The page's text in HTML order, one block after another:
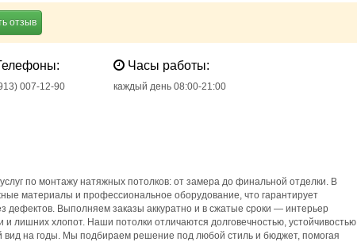
отзыв
007-12-90
Часы работы:
каждый день 08:00-21:00
по монтажу натяжных потолков: от замера до финальной отделки. В
материалы и профессиональное оборудование, что гарантирует
дефектов. Выполняем заказы аккуратно и в сжатые сроки — интерьер
и лишних хлопот. Наши потолки отличаются долговечностью, устойчивостью
вид на годы. Мы подбираем решение под любой стиль и бюджет, помогая